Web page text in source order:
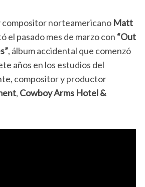
compositor norteamericanoMatt
el pasado mes de marzo con “Out
, álbum accidental que comenzó
años en los estudios del
compositor y productor
, Cowboy Arms Hotel &